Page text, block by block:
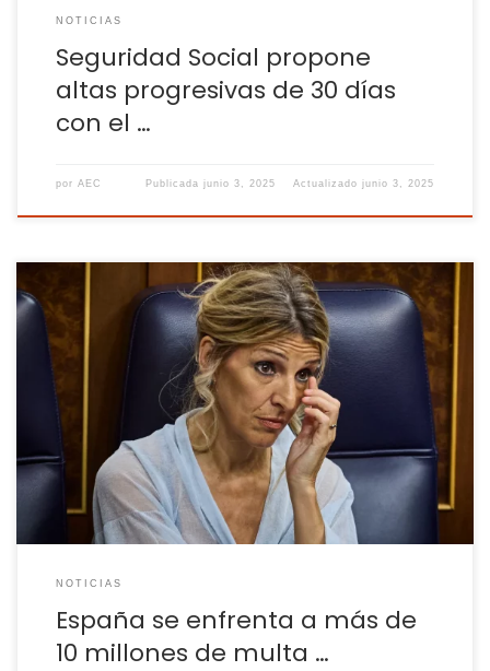
NOTICIAS
Seguridad Social propone
altas progresivas de 30 días
con el …
por AEC Publicadajunio 3, 2025 Actualizadojunio 3, 2025
El plazo máximo para remunerar este permiso acababa el 2
de agosto de 2024 No remunerar al menos cuatro de las
ocho semanas del permiso parental para el cuidado de
hijos menores de ocho años le costará a España más de 10
millones de euros. Así lo ha reconocido este […]
NOTICIAS
España se enfrenta a más de
10 millones de multa …